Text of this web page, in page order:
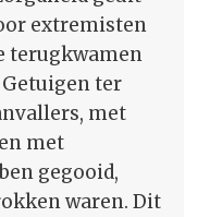
extremisten
terugkwamen
ter
met
met
gegooid,
waren. Dit